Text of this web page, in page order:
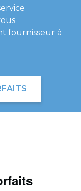
fournisseur à